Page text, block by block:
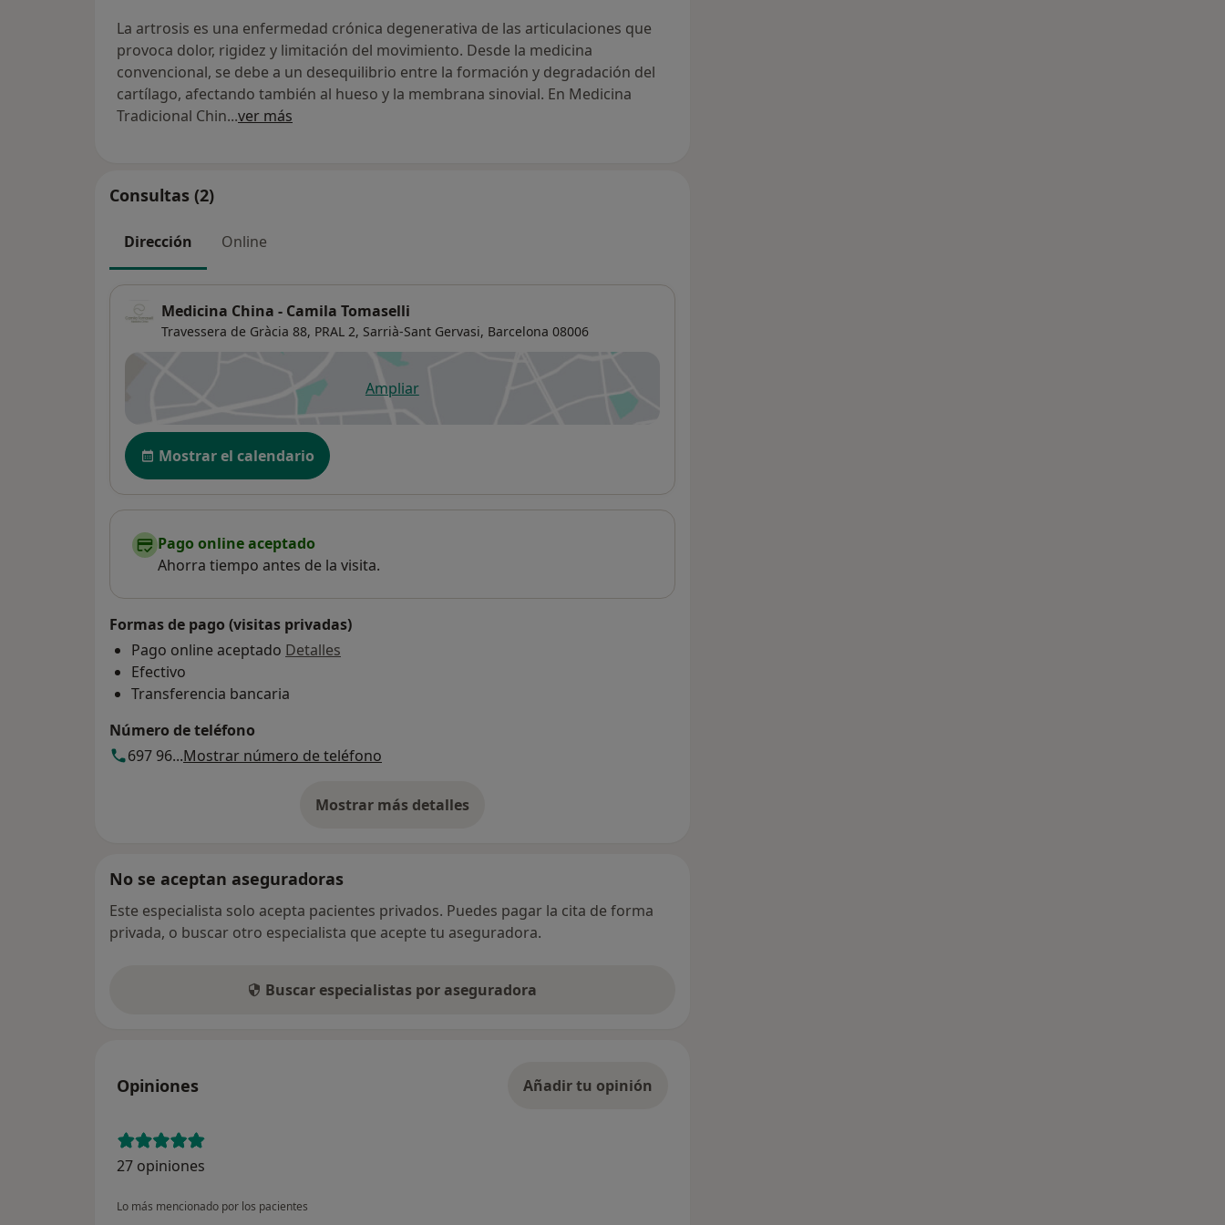
La artrosis es una enfermedad crónica degenerativa de las articulaciones que
provoca dolor, rigidez y limitación del movimiento. Desde la medicina
convencional, se debe a un desequilibrio entre la formación y degradación del
cartílago, afectando también al hueso y la membrana sinovial. En Medicina
Tradicional Chin...ver más
Consultas (2)
Dirección Online
Medicina China - Camila Tomaselli
Travessera de Gràcia 88, PRAL 2, Sarrià-Sant Gervasi, Barcelona 08006
Ampliarse abre en una nueva pestaña
Disponibilidad
Mostrar el calendario
Pago online aceptado
Ahorra tiempo antes de la visita.
Formas de pago (visitas privadas)
Pago online aceptado Detalles
Efectivo
Transferencia bancaria
Número de teléfono
697 96...Mostrar número de teléfono
Mostrar más detalles
sobre la dirección
No se aceptan aseguradoras
Este especialista solo acepta pacientes privados. Puedes pagar la cita de forma
privada, o buscar otro especialista que acepte tu aseguradora.
Buscar especialistas por aseguradora
Opiniones Añadir tu opinión
27 opiniones
Lo más mencionado por los pacientes